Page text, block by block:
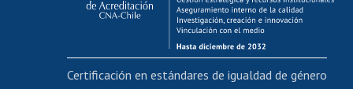
Funcionarias/os
Cursos internos de capacitación
Bienestar del personal
Portal de movilidad interna
Certificación en estándares de igualdad de género